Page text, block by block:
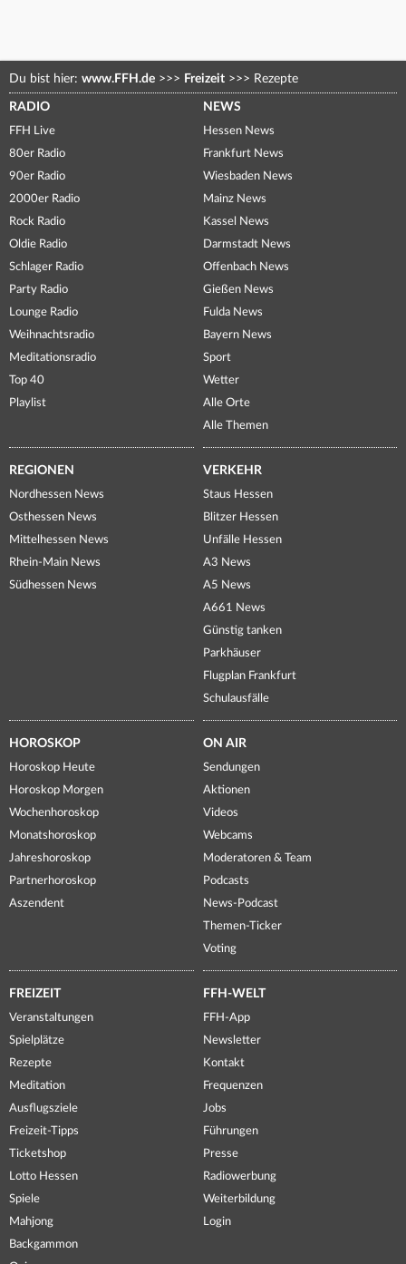
Du bist hier: www.FFH.de >>> Freizeit >>> Rezepte
RADIO
FFH Live
80er Radio
90er Radio
2000er Radio
Rock Radio
Oldie Radio
Schlager Radio
Party Radio
Lounge Radio
Weihnachtsradio
Meditationsradio
Top 40
Playlist
NEWS
Hessen News
Frankfurt News
Wiesbaden News
Mainz News
Kassel News
Darmstadt News
Offenbach News
Gießen News
Fulda News
Bayern News
Sport
Wetter
Alle Orte
Alle Themen
REGIONEN
Nordhessen News
Osthessen News
Mittelhessen News
Rhein-Main News
Südhessen News
VERKEHR
Staus Hessen
Blitzer Hessen
Unfälle Hessen
A3 News
A5 News
A661 News
Günstig tanken
Parkhäuser
Flugplan Frankfurt
Schulausfälle
HOROSKOP
Horoskop Heute
Horoskop Morgen
Wochenhoroskop
Monatshoroskop
Jahreshoroskop
Partnerhoroskop
Aszendent
ON AIR
Sendungen
Aktionen
Videos
Webcams
Moderatoren & Team
Podcasts
News-Podcast
Themen-Ticker
Voting
FREIZEIT
Veranstaltungen
Spielplätze
Rezepte
Meditation
Ausflugsziele
Freizeit-Tipps
Ticketshop
Lotto Hessen
Spiele
Mahjong
Backgammon
FFH-WELT
FFH-App
Newsletter
Kontakt
Frequenzen
Jobs
Führungen
Presse
Radiowerbung
Weiterbildung
Login